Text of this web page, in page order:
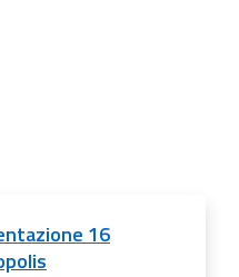
16